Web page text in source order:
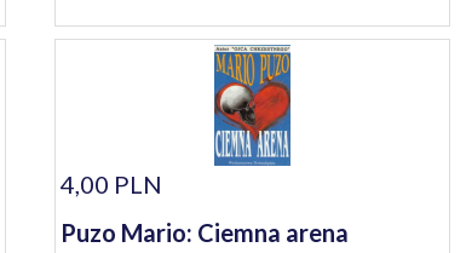
4,00 PLN
Puzo Mario: Ciemna arena